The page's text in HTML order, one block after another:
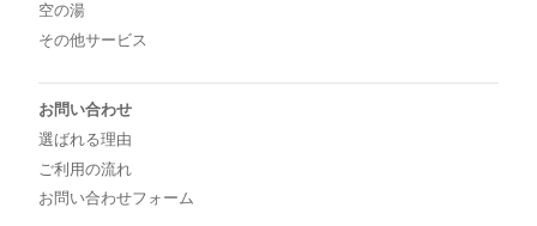
空の湯
その他サービス
お問い合わせ
選ばれる理由
ご利用の流れ
お問い合わせフォーム